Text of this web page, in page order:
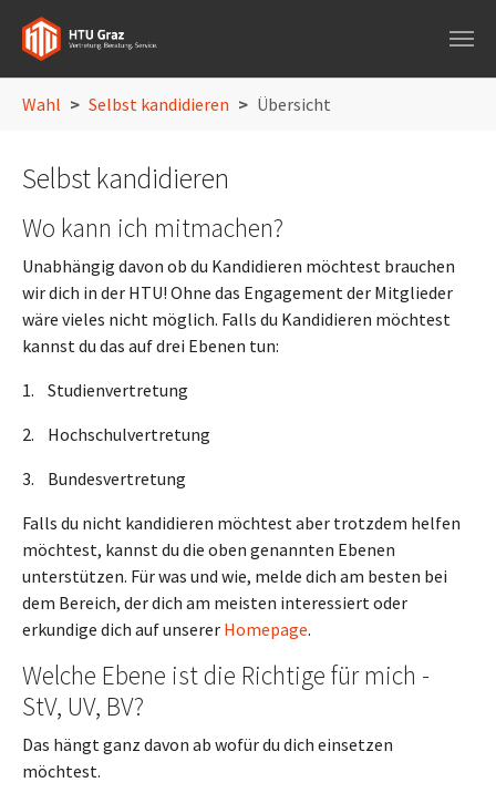
Wahl Selbst kandidieren Übersicht
Selbst kandidieren
Wo kann ich mitmachen?
Unabhängig davon ob du Kandidieren möchtest brauchen
wir dich in der HTU! Ohne das Engagement der Mitglieder
wäre vieles nicht möglich. Falls du Kandidieren möchtest
kannst du das auf drei Ebenen tun:
1. Studienvertretung
2. Hochschulvertretung
3. Bundesvertretung
Falls du nicht kandidieren möchtest aber trotzdem helfen
möchtest, kannst du die oben genannten Ebenen
unterstützen. Für was und wie, melde dich am besten bei
dem Bereich, der dich am meisten interessiert oder
erkundige dich auf unserer Homepage.
Welche Ebene ist die Richtige für mich -
StV, UV, BV?
Das hängt ganz davon ab wofür du dich einsetzen
möchtest.